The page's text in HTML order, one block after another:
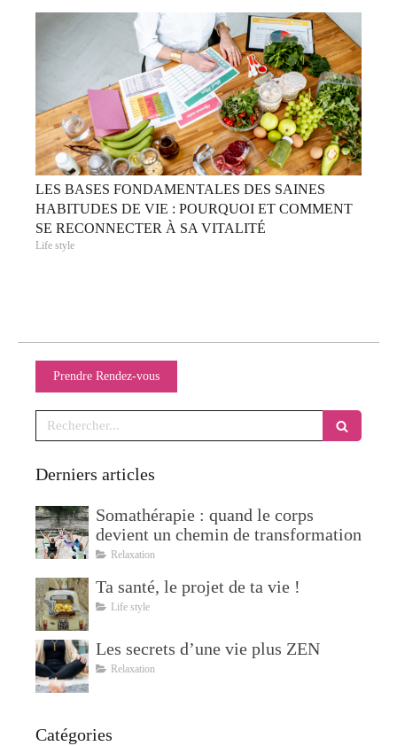
LES BASES FONDAMENTALES DES SAINES
HABITUDES DE VIE : POURQUOI ET COMMENT
SE RECONNECTER À SA VITALITÉ
Life style
Prendre Rendez-vous
Rechercher
Derniers articles
Somathérapie : quand le corps
devient un chemin de transformation
Relaxation
Ta santé, le projet de ta vie !
Life style
Les secrets d’une vie plus ZEN
Relaxation
Catégories